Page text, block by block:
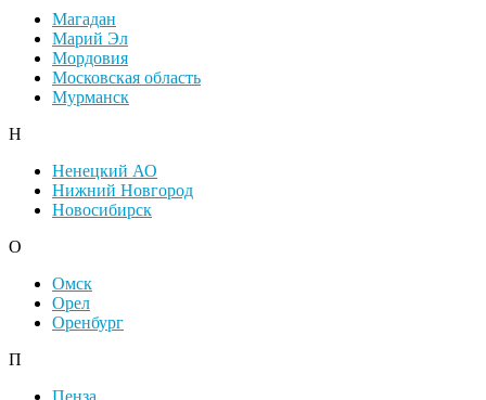
Магадан
Марий Эл
Мордовия
Московская область
Мурманск
Н
Ненецкий АО
Нижний Новгород
Новосибирск
О
Омск
Орел
Оренбург
П